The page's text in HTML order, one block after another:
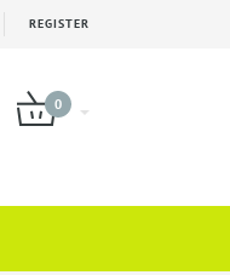
REGISTER
0